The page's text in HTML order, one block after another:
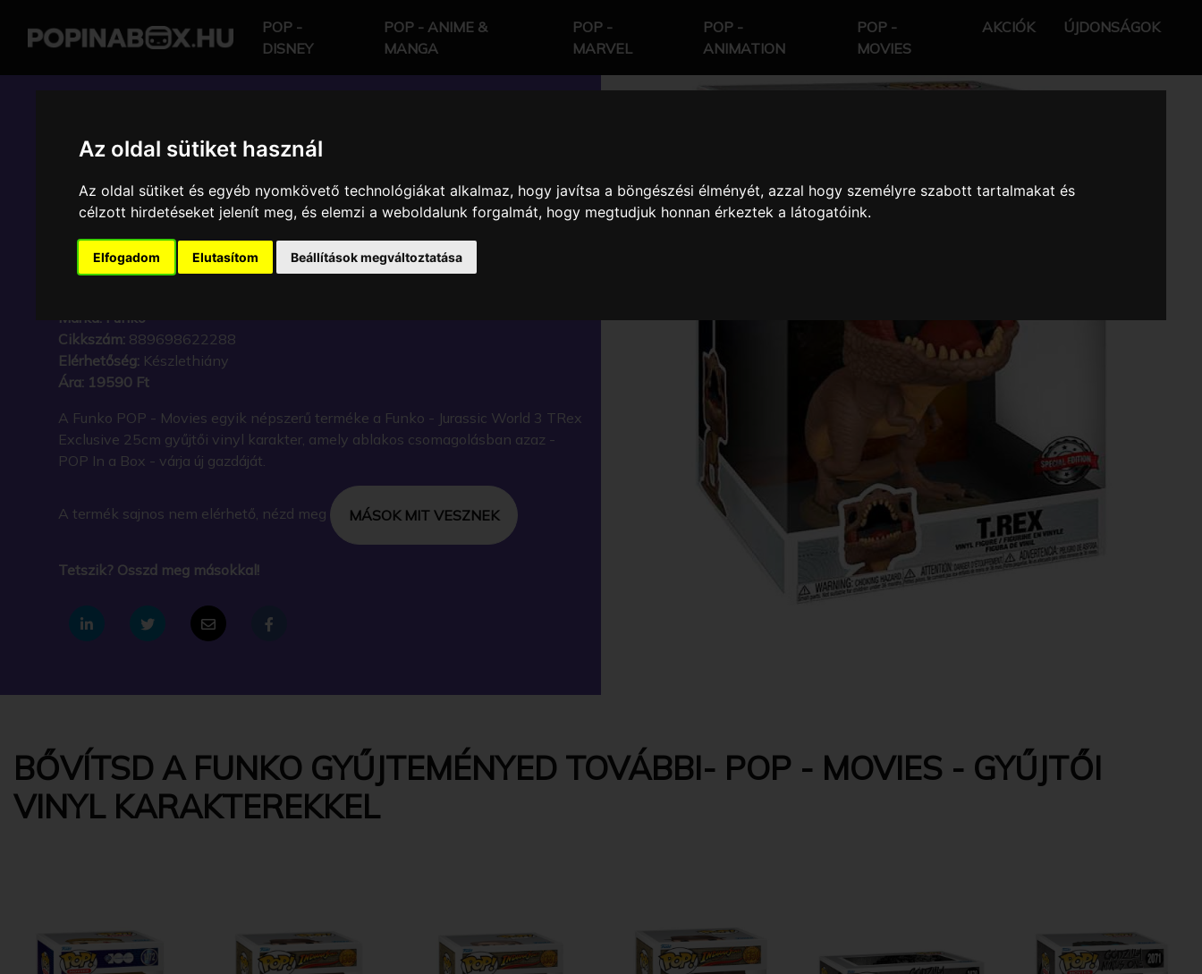
Az oldal sütiket használ
Az oldal sütiket és egyéb nyomkövető technológiákat alkalmaz, hogy javítsa a böngészési élményét, azzal hogy személyre szabott tartalmakat és
célzott hirdetéseket jelenít meg, és elemzi a weboldalunk forgalmát, hogy megtudjuk honnan érkeztek a látogatóink.
Elfogadom Elutasítom Beállítások megváltoztatása
POP -
DISNEY
POP - ANIME &
MANGA
POP -
MARVEL
POP -
ANIMATION
POP -
MOVIES
AKCIÓK ÚJDONSÁGOK
POP IN A BOX HU
FUNKO - JURASSIC WORLD 3
TREX EXCLUSIVE 25CM GYŰJTŐI
VINYL KARAKTER
Márka: Funko
Cikkszám: 889698622288
Elérhetőség: Készlethiány
Ára: 19590 Ft
A Funko POP - Movies egyik népszerű terméke a Funko - Jurassic World 3 TRex
Exclusive 25cm gyűjtői vinyl karakter, amely ablakos csomagolásban azaz -
POP In a Box - várja új gazdáját.
A termék sajnos nem elérhető, nézd meg MÁSOK MIT VESZNEK
Tetszik? Osszd meg másokkal!
BŐVÍTSD A FUNKO GYŰJTEMÉNYED TOVÁBBI- POP - MOVIES - GYŰJTŐI
VINYL KARAKTEREKKEL